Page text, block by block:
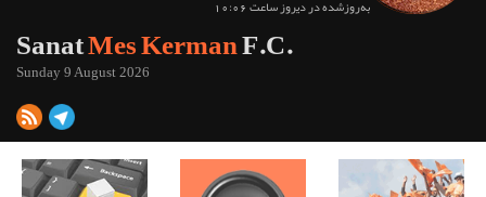
به‌روزشده در دیروز ساعت 10:06
SanatMes KermanF.C.
Sunday 9 August 2026